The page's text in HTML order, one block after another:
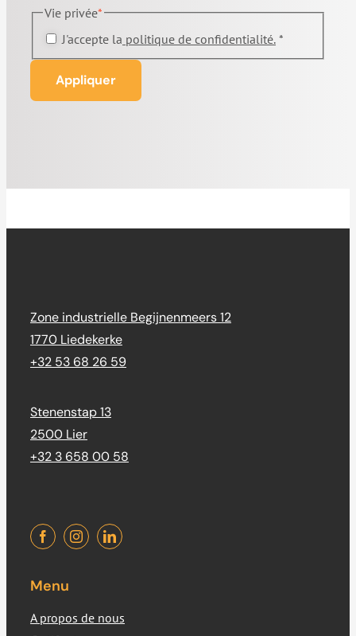
Vie privée*
J'accepte la politique de confidentialité.*
Appliquer
Zone industrielle Begijnenmeers 12
1770 Liedekerke
+32 53 68 26 59
Stenenstap 13
2500 Lier
+32 3 658 00 58
Menu
A propos de nous